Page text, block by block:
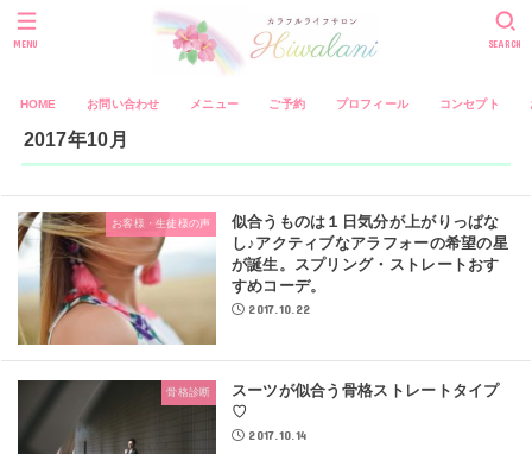
HOME お問い合わせ メニュー ご予約 プロフィール コンセプト
SEARCH
MENU
2017年10月
お客様・生徒様の声
似合うものは１日気分が上がりっぱな
し♪アクティブなアラフォーの希望の星
が誕生。スプリング・ストレートおす
すめコーデ。
2017.10.22
骨格診断
スーツが似合う骨格ストレートタイプ
♡
2017.10.14